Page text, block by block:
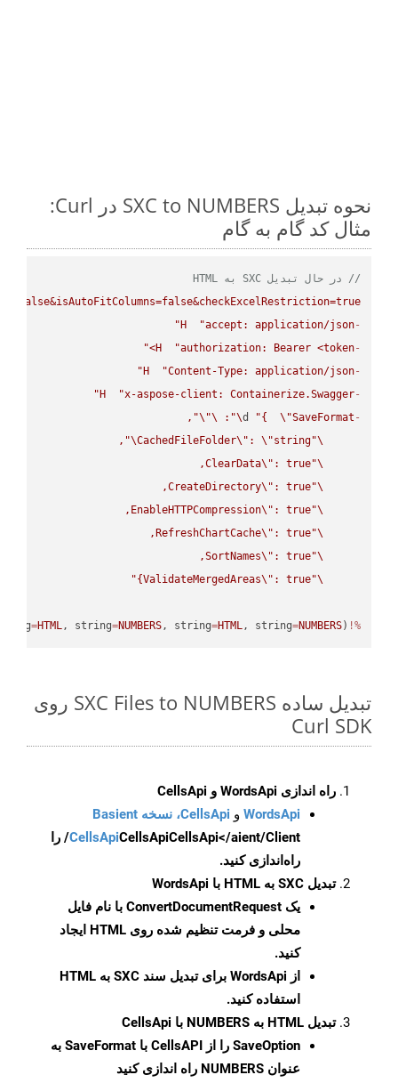
نحوه تبدیل SXC to NUMBERS در Curl:
مثال کد گام به گام
// در حال تبدیل SXC به HTML
-
H
"accept: application/json"
-
H
"authorization: Bearer <token>"
-
H
"Content-Type: application/json"
-
H
"x-aspose-client: Containerize.Swagger"
-
d "{ \"SaveFormat
\"
:
\"
\"
\"
CachedFileFolder\" : \"string
\"
\"
ClearData\"
\"
CreateDirectory\"
\"
EnableHTTPCompression\"
\"
RefreshChartCache\"
\"
SortNames\"
\"
ValidateMergedAreas\" : true}"
%!
(
=HTML, string=NUMBERS, string=HTML, string=NUMBERS
تبدیل ساده SXC Files to NUMBERS روی
Curl SDK
راه اندازی WordsApi و CellsApi
WordsApi و CellsApi، نسخه Basient
CellsApiCellsApi
CellsApi</aient/Client/ را
راه‌اندازی کنید.
تبدیل SXC به HTML با WordsApi
یک ConvertDocumentRequest با نام فایل
محلی و فرمت تنظیم شده روی HTML ایجاد
کنید.
از WordsApi برای تبدیل سند SXC به HTML
استفاده کنید.
تبدیل HTML به NUMBERS با CellsApi
SaveOption
را از CellsAPI با SaveFormat به
عنوان NUMBERS راه اندازی کنید